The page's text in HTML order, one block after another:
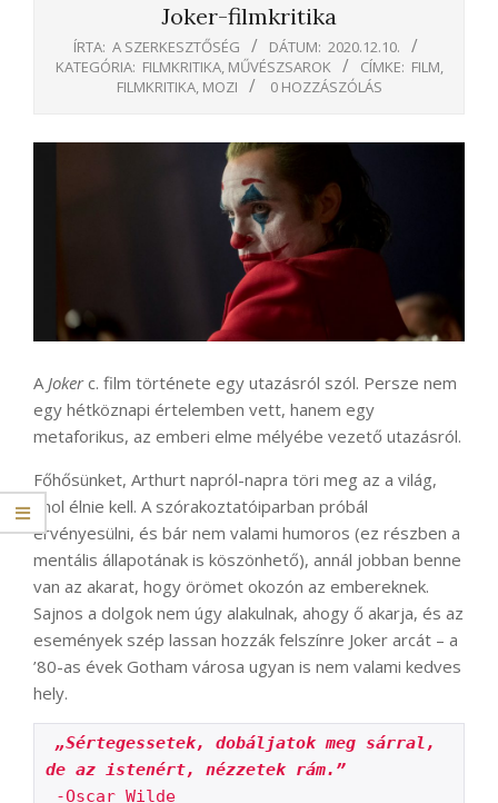
Joker-filmkritika
ÍRTA: A SZERKESZTŐSÉG DÁTUM: 2020.12.10.
KATEGÓRIA: FILMKRITIKA, MŰVÉSZSAROK CÍMKE: FILM,
FILMKRITIKA, MOZI 0 HOZZÁSZÓLÁS
A Jokerc. film története egy utazásról szól. Persze nem
egy hétköznapi értelemben vett, hanem egy
metaforikus, az emberi elme mélyébe vezető utazásról.
Főhősünket, Arthurt napról-napra töri meg az a világ,
ahol élnie kell. A szórakoztatóiparban próbál
érvényesülni, és bár nem valami humoros (ez részben a
mentális állapotának is köszönhető), annál jobban benne
van az akarat, hogy örömet okozón az embereknek.
Sajnos a dolgok nem úgy alakulnak, ahogy ő akarja, és az
események szép lassan hozzák felszínre Joker arcát – a
’80-as évek Gotham városa ugyan is nem valami kedves
hely.
„Sértegessetek, dobáljatok meg sárral,
de az istenért, nézzetek rám.”
-Oscar Wilde